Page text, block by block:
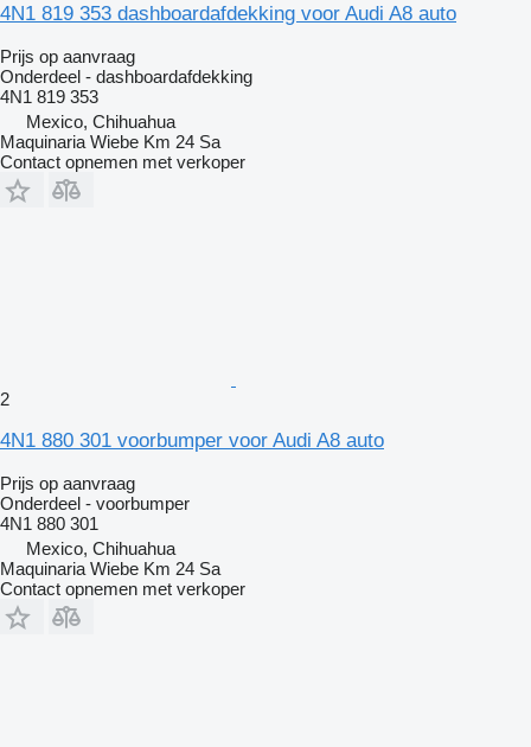
4N1 819 353 dashboardafdekking voor Audi A8 auto
Prijs op aanvraag
Onderdeel - dashboardafdekking
4N1 819 353
Mexico, Chihuahua
Maquinaria Wiebe Km 24 Sa
Contact opnemen met verkoper
2
4N1 880 301 voorbumper voor Audi A8 auto
Prijs op aanvraag
Onderdeel - voorbumper
4N1 880 301
Mexico, Chihuahua
Maquinaria Wiebe Km 24 Sa
Contact opnemen met verkoper